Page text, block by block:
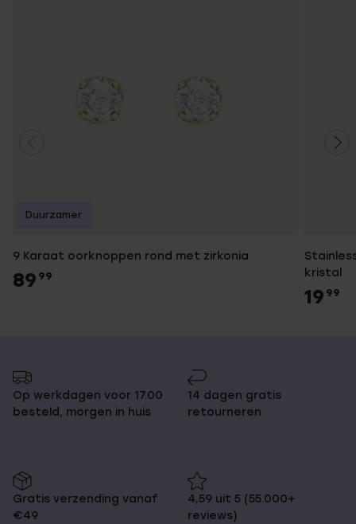
9 Karaat oorknoppen rond met zirkonia
89 99
Duurzamer
kristal
19 99
Op werkdagen voor 17.00
besteld, morgen in huis
14 dagen gratis
retourneren
Gratis verzending vanaf
€49
4,59 uit 5 (55.000+
reviews)